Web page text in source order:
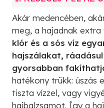
Akár medencében,
meg, a hajadnak extra
klór és a sós víz
hajszálakat,
gyorsabban
hatékony trükk: úszás
tiszta vízzel, vagy
hajbalzsamot. Így a